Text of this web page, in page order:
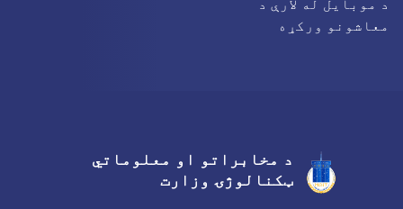
د موبایل له لارې د
معاشونو ورکړه
د مخابراتو او معلوماتي
ټکنالوژۍ وزارت